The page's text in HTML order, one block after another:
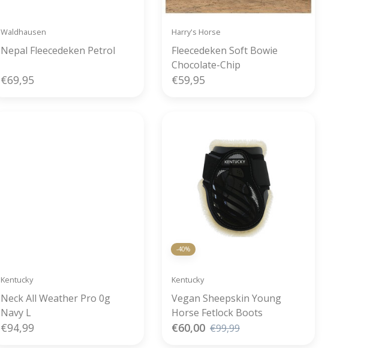
Waldhausen
Nepal Fleecedeken Petrol
€69,95
Harry's Horse
Fleecedeken Soft Bowie
Chocolate-Chip
€59,95
Kentucky
Neck All Weather Pro 0g
Navy L
€94,99
-40%
Kentucky
Vegan Sheepskin Young
Horse Fetlock Boots
€60,00 €99,99